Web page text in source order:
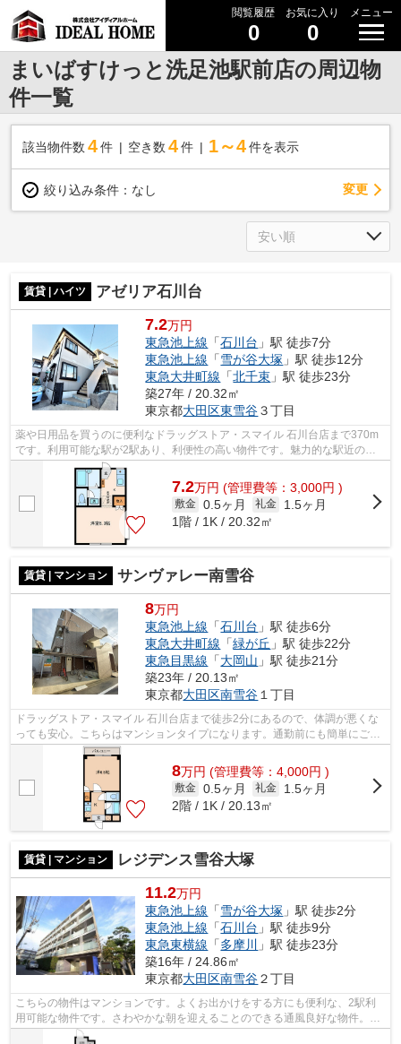
閲覧履歴
0
お気に入り
0
メニュー
まいばすけっと洗足池駅前店の周辺物
件一覧
該当物件数 4件 空き数 4 件 1～4 件を表示
絞り込み条件： なし 変更
賃貸 | ハイツ アゼリア石川台
7.2万円
東急池上線 「石川台 」駅 徒歩7分
東急池上線 「雪が谷大塚 」駅 徒歩12分
東急大井町線 「北千束 」駅 徒歩23分
築27年 / 20.32㎡
東京都大田区東雪谷３丁目
薬や日用品を買うのに便利なドラッグストア・スマイル 石川台店まで370m
です。利用可能な駅が2駅あり、利便性の高い物件です。魅力的な駅近の物
件で、駅まで徒歩7分です。東急池上線石...
7.2万円 (管理費等：3,000円 )
敷金 0.5ヶ月 礼金
1.5ヶ月
1階 / 1K / 20.32㎡
賃貸 | マンション サンヴァレー南雪谷
8万円
東急池上線 「石川台 」駅 徒歩6分
東急大井町線 「緑が丘 」駅 徒歩22分
東急目黒線 「大岡山 」駅 徒歩21分
築23年 / 20.13㎡
東京都大田区南雪谷 １丁目
ドラッグストア・スマイル 石川台店まで徒歩2分にあるので、体調が悪くな
っても安心。こちらはマンションタイプになります。通勤前にも簡単にごみ
を捨てることができる敷地内ごみ置き...
8万円 (管理費等：4,000円 )
敷金 0.5ヶ月 礼金
1.5ヶ月
2階 / 1K / 20.13㎡
賃貸 | マンション レジデンス雪谷大塚
11.2万円
東急池上線 「雪が谷大塚 」駅 徒歩2分
東急池上線 「石川台 」駅 徒歩9分
東急東横線 「多摩川
」駅 徒歩23分
築16年 / 24.86㎡
東京都大田区南雪谷２丁目
こちらの物件はマンションです。よくお出かけをする方にも便利な、2駅利
用可能な物件です。さわやかな朝を迎えることのできる通風良好な物件。共
用部にはエレベータ・敷地内ごみ置き場...